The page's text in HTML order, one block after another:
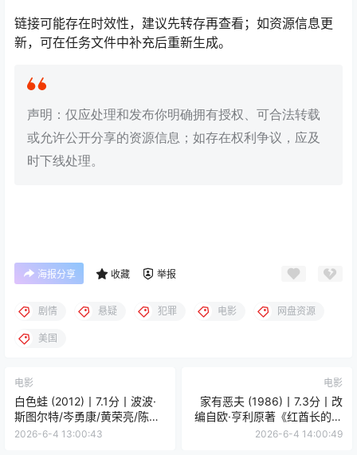
链接可能存在时效性，建议先转存再查看；如资源信息更
新，可在任务文件中补充后重新生成。
声明：仅应处理和发布你明确拥有授权、可合法转载
或允许公开分享的资源信息；如存在权利争议，应及
时下线处理。
海报分享 收藏 举报
剧情 悬疑 犯罪 电影 网盘资源
美国
电影
白色蛙 (2012)丨7.1分丨波波·
斯图尔特/岑勇康/黄荣亮/陈冲
出演 英语中字
2026-6-4 13:00:43
电影
家有恶夫 (1986)丨7.3分丨改
编自欧·亨利原著《红酋长的赎
金》 冷门喜剧犯罪片推荐 英语
2026-6-4 14:00:49